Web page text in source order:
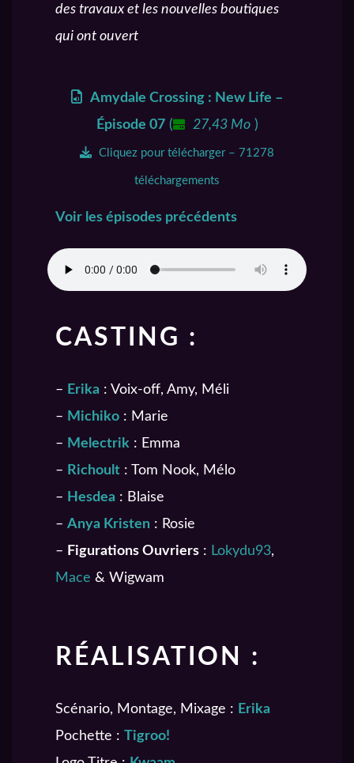
des travaux et les nouvelles boutiques
qui ont ouvert
Amydale Crossing : New Life –
Épisode 07( 27,43 Mo )
Cliquez pour télécharger – 71278
téléchargements
Voir les épisodes précédents
CASTING :
– Erika : Voix-off, Amy, Méli
– Michiko : Marie
– Melectrik : Emma
– Richoult : Tom Nook, Mélo
– Hesdea : Blaise
– Anya Kristen : Rosie
– Figurations Ouvriers : Lokydu93,
Mace & Wigwam
RÉALISATION :
Scénario, Montage, Mixage : Erika
Pochette :
Tigroo!